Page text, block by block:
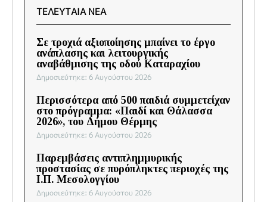
ΤΕΛΕΥΤΑΙΑ ΝΕΑ
Σε τροχιά αξιοποίησης μπαίνει το έργο
ανάπλασης και λειτουργικής
αναβάθμισης της οδού Καταραχίου
Δημοσιεύτηκε: 6 Αυγούστου 2026
Περισσότερα από 500 παιδιά συμμετείχαν
στο πρόγραμμα: «Παιδί και Θάλασσα
2026», του Δήμου Θέρμης
Δημοσιεύτηκε: 6 Αυγούστου 2026
Παρεμβάσεις αντιπλημμυρικής
προστασίας σε πυρόπληκτες περιοχές της
Ι.Π. Μεσολογγίου
Δημοσιεύτηκε: 6 Αυγούστου 2026